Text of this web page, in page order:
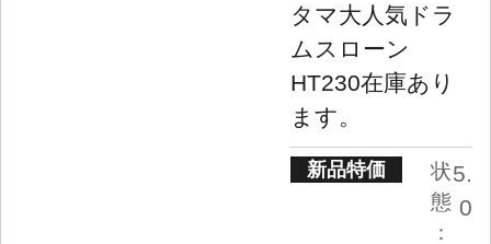
タマ大人気ドラ
ムスローン
HT230在庫あり
ます。
新品特価
状
態
：
5.
0